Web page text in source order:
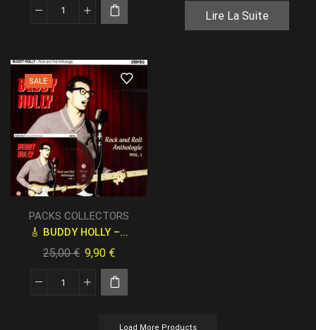
Lire La Suite
SALE
PACKS COLLECTORS
🎸 BUDDY HOLLY –...
25,00€ 9,90 €
Load More Products